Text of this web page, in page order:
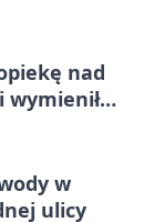
nad
wymienił
w
ulicy